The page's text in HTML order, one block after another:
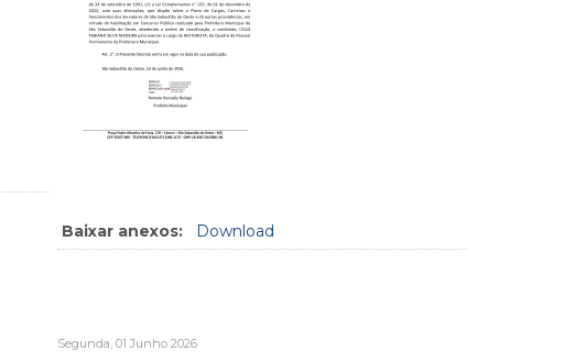
Baixar anexos: Download
Segunda, 01 Junho 2026